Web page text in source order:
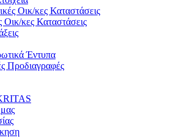
Οικ/κες Καταστάσεις
Οικ/κες Καταστάσεις
Έντυπα
Προδιαγραφές